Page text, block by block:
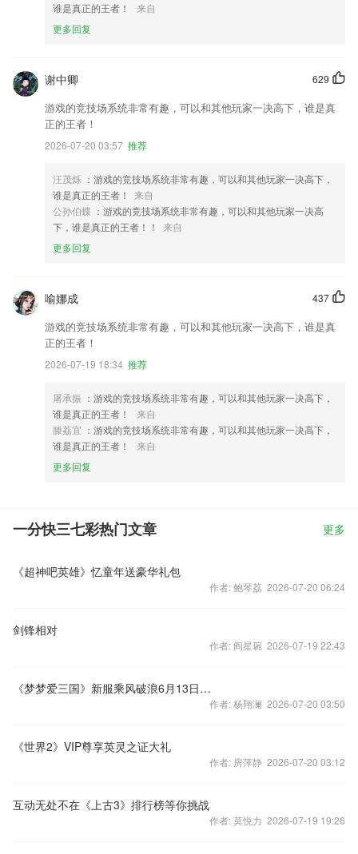
谁是真正的王者！
来自
更多回复
629
谢中卿
游戏的竞技场系统非常有趣，可以和其他玩家一决高下，谁是真
正的王者！
2026-07-20 03:57 推荐
汪茂烁 ：游戏的竞技场系统非常有趣，可以和其他玩家一决高下，
谁是真正的王者！
来自
公孙伯蝶 ：游戏的竞技场系统非常有趣，可以和其他玩家一决高
下，谁是真正的王者！！
来自
更多回复
437
喻娜成
游戏的竞技场系统非常有趣，可以和其他玩家一决高下，谁是真
正的王者！
2026-07-19 18:34 推荐
屠承振 ：游戏的竞技场系统非常有趣，可以和其他玩家一决高下，
谁是真正的王者！
来自
滕荔宜 ：游戏的竞技场系统非常有趣，可以和其他玩家一决高下，
谁是真正的王者！
来自
更多回复
一分快三七彩热门文章 更多
《超神吧英雄》忆童年送豪华礼包
作者: 鲍琴荔 2026-07-20 06:24
剑锋相对
作者: 阎星琬 2026-07-19 22:43
《梦梦爱三国》新服乘风破浪6月13日震撼开启
作者: 杨翔澜 2026-07-20 03:50
《世界2》VIP尊享英灵之证大礼
作者: 房萍静 2026-07-20 03:12
互动无处不在《上古3》排行榜等你挑战
作者: 莫悦力 2026-07-19 19:26